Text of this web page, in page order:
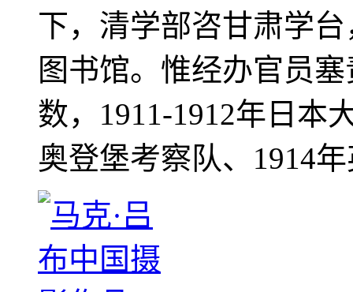
下，清学部咨甘肃学
图书馆。惟经办官员
数，1911-1912年日本
奥登堡考察队、1914